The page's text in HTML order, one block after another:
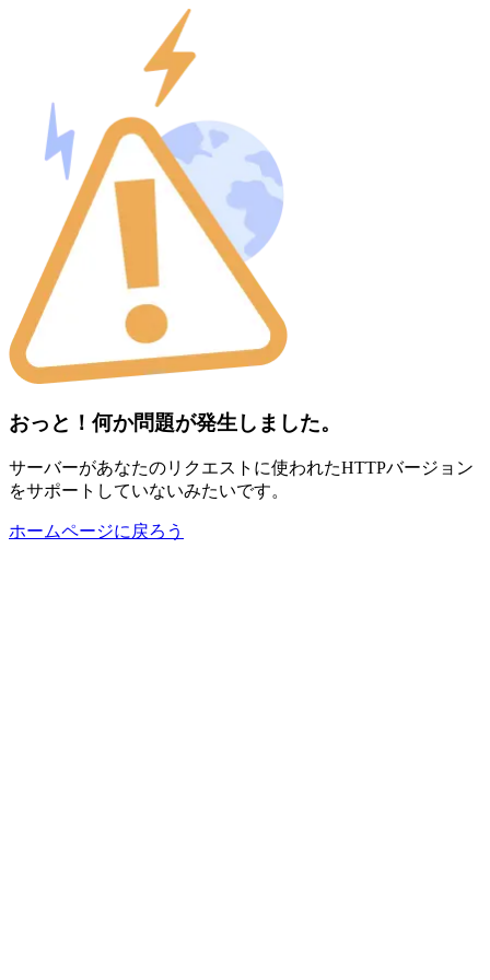
おっと！何か問題が発生しました。
サーバーがあなたのリクエストに使われたHTTPバージョン
をサポートしていないみたいです。
ホームページに戻ろう